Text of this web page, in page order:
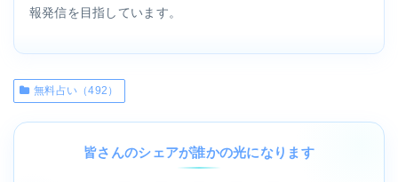
報発信を目指しています。
無料占い（492）
皆さんのシェアが誰かの光になります